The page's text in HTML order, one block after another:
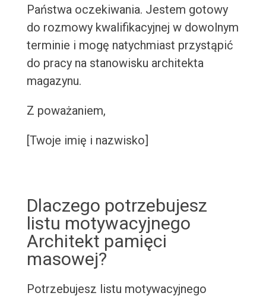
Państwa oczekiwania. Jestem gotowy
do rozmowy kwalifikacyjnej w dowolnym
terminie i mogę natychmiast przystąpić
do pracy na stanowisku architekta
magazynu.
Z poważaniem,
[Twoje imię i nazwisko]
Dlaczego potrzebujesz
listu motywacyjnego
Architekt pamięci
masowej?
Potrzebujesz listu motywacyjnego